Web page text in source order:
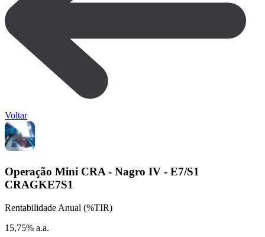
Voltar
Operação Mini CRA - Nagro IV - E7/S1
CRAGKE7S1
Rentabilidade Anual (%TIR)
15,75% a.a.